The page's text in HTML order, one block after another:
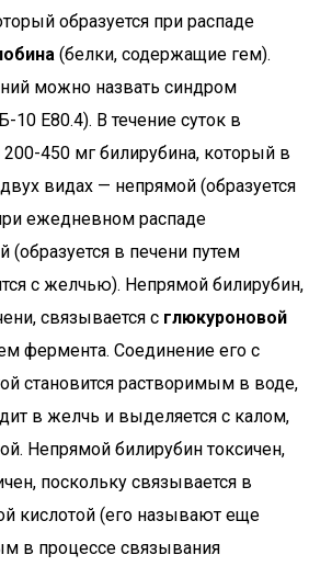
образуется при распаде
(белки, содержащие гем).
можно назвать синдром
E80.4). В течение суток в
200-450 мг билирубина, который в
видах — непрямой (образуется
ежедневном распаде
(образуется в печени путем
с желчью). Непрямой билирубин,
связывается с глюкуроновой
фермента. Соединение его с
становится растворимым в воде,
в желчь и выделяется с калом,
Непрямой билирубин токсичен,
поскольку связывается в
кислотой (его называют еще
в процессе связывания